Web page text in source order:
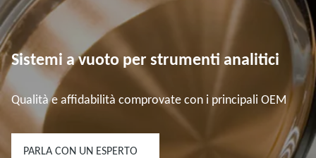
Sistemi a vuoto per strumenti analitici
Qualità e affidabilità comprovate con i principali OEM
PARLA CON UN ESPERTO